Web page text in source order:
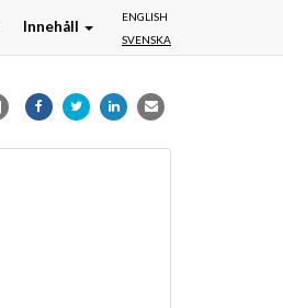
ENGLISH
SVENSKA
Innehåll